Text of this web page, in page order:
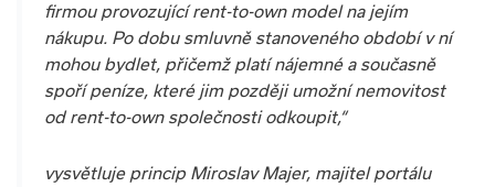
firmou provozující rent-to-own model na jejím
nákupu. Po dobu smluvně stanoveného období v ní
mohou bydlet, přičemž platí nájemné a současně
spoří peníze, které jim později umožní nemovitost
od rent-to-own společnosti odkoupit,“
vysvětluje princip Miroslav Majer, majitel portálu